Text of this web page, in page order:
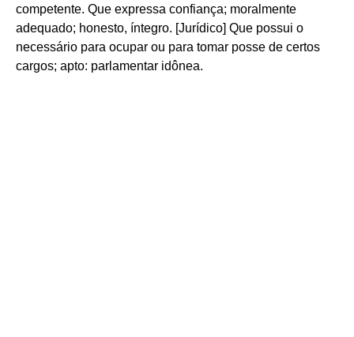
competente. Que expressa confiança; moralmente
adequado; honesto, íntegro. [Jurídico] Que possui o
necessário para ocupar ou para tomar posse de certos
cargos; apto: parlamentar idônea.